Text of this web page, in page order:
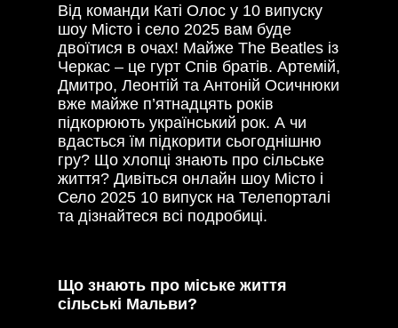
Від команди Каті Олос у 10 випуску
шоу Місто і село 2025 вам буде
двоїтися в очах! Майже The Beatles із
Черкас – це гурт Спів братів. Артемій,
Дмитро, Леонтій та Антоній Осичнюки
вже майже п’ятнадцять років
підкорюють український рок. А чи
вдасться їм підкорити сьогоднішню
гру? Що хлопці знають про сільське
життя? Дивіться онлайн шоу Місто і
Село 2025 10 випуск на Телепорталі
та дізнайтеся всі подробиці.
Що знають про міське життя
сільські Мальви?